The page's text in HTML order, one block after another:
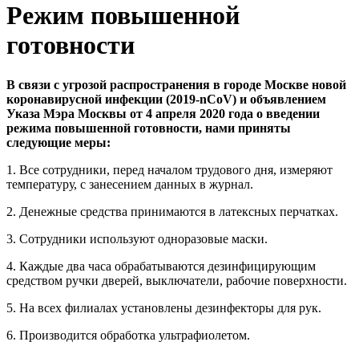
Режим повышенной
готовности
В связи с угрозой распространения в городе Москве новой
коронавирусной инфекции (2019-nCoV) и объявлением
Указа Мэра Москвы от 4 апреля 2020 года о введении
режима повышенной готовности, нами приняты
следующие меры:
1. Все сотрудники, перед началом трудового дня, измеряют
температуру, с занесением данных в журнал.
2. Денежные средства принимаются в латексных перчатках.
3. Сотрудники используют одноразовые маски.
4. Каждые два часа обрабатываются дезинфицирующим
средством ручки дверей, выключатели, рабочие поверхности.
5. На всех филиалах установлены дезинфекторы для рук.
6. Производится обработка ультрафиолетом.